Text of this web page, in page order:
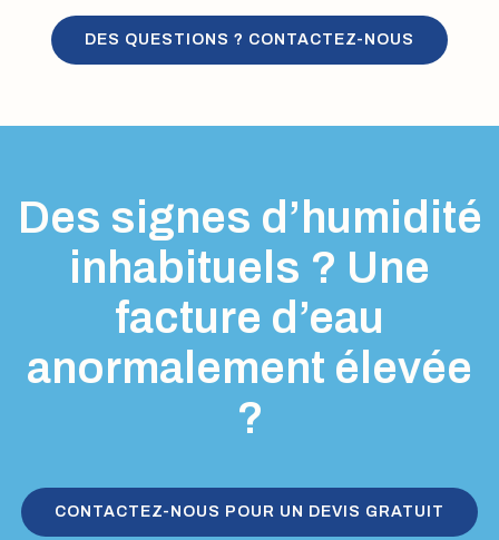
DES QUESTIONS ? CONTACTEZ-NOUS
Des signes d’humidité
inhabituels ? Une
facture d’eau
anormalement élevée
?
CONTACTEZ-NOUS POUR UN DEVIS GRATUIT